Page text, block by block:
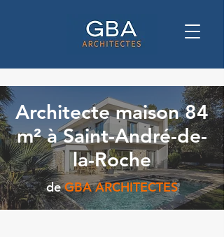
Architecte maison 84
m² à Saint-André-de-
la-Roche
de GBA ARCHITECTES